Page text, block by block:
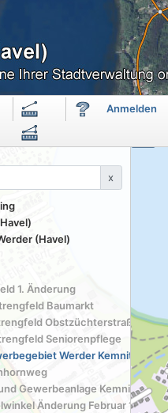
x
(Havel)
1. Änderung
Baumarkt
Obstzüchterstraße
Seniorenpflege
Werder Kemnitz
Gewerbeanlage Kemnitzer
Änderung Februar 1994
Anmelden